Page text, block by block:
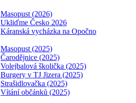
Masopust (2026)
Ukliďme Česko 2026
Káranská vycházka na Opočno
Masopust (2025)
Čarodějnice (2025)
Volejbalová školička (2025)
Burgery v TJ Jizera (2025)
Strašidlovačka (2025)
Vítání občánků (2025)